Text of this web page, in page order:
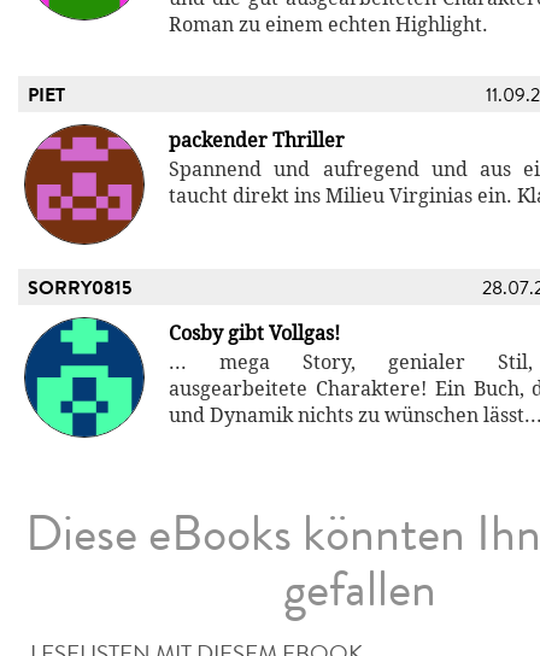
Roman zu einem echten Highlight.
PIET
packender Thriller
Spannend und aufregend und aus
taucht direkt ins Milieu Virginias ein.
SORRY0815
Cosby gibt Vollgas!
... mega Story, genialer Stil,
ausgearbeitete Charaktere! Ein Buch,
und Dynamik nichts zu wünschen
Diese eBooks könnten
gefallen